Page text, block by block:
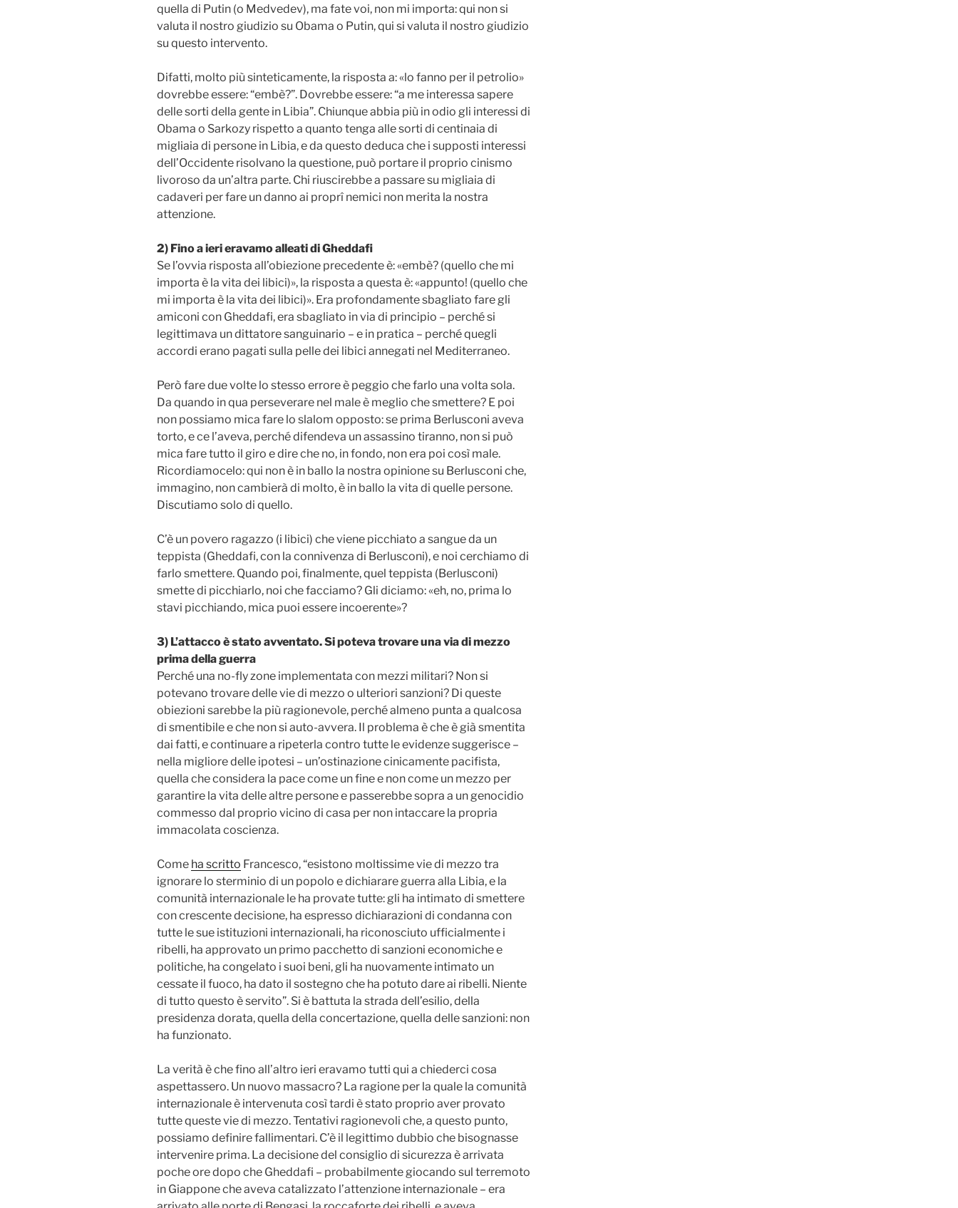
quella di Putin (o Medvedev), ma fate voi, non mi importa: qui non si
valuta il nostro giudizio su Obama o Putin, qui si valuta il nostro giudizio
su questo intervento.
Difatti, molto più sinteticamente, la risposta a: «lo fanno per il petrolio»
dovrebbe essere: “embè?”. Dovrebbe essere: “a me interessa sapere
delle sorti della gente in Libia”. Chiunque abbia più in odio gli interessi di
Obama o Sarkozy rispetto a quanto tenga alle sorti di centinaia di
migliaia di persone in Libia, e da questo deduca che i supposti interessi
dell’Occidente risolvano la questione, può portare il proprio cinismo
livoroso da un’altra parte. Chi riuscirebbe a passare su migliaia di
cadaveri per fare un danno ai proprî nemici non merita la nostra
attenzione.
2) Fino a ieri eravamo alleati di Gheddafi
Se l’ovvia risposta all’obiezione precedente è: «embè? (quello che mi
importa è la vita dei libici)», la risposta a questa è: «appunto! (quello che
mi importa è la vita dei libici)». Era profondamente sbagliato fare gli
amiconi con Gheddafi, era sbagliato in via di principio – perché si
legittimava un dittatore sanguinario – e in pratica – perché quegli
accordi erano pagati sulla pelle dei libici annegati nel Mediterraneo.
Però fare due volte lo stesso errore è peggio che farlo una volta sola.
Da quando in qua perseverare nel male è meglio che smettere? E poi
non possiamo mica fare lo slalom opposto: se prima Berlusconi aveva
torto, e ce l’aveva, perché difendeva un assassino tiranno, non si può
mica fare tutto il giro e dire che no, in fondo, non era poi così male.
Ricordiamocelo: qui non è in ballo la nostra opinione su Berlusconi che,
immagino, non cambierà di molto, è in ballo la vita di quelle persone.
Discutiamo solo di quello.
C’è un povero ragazzo (i libici) che viene picchiato a sangue da un
teppista (Gheddafi, con la connivenza di Berlusconi), e noi cerchiamo di
farlo smettere. Quando poi, finalmente, quel teppista (Berlusconi)
smette di picchiarlo, noi che facciamo? Gli diciamo: «eh, no, prima lo
stavi picchiando, mica puoi essere incoerente»?
3) L’attacco è stato avventato. Si poteva trovare una via di mezzo
prima della guerra
Perché una no-fly zone implementata con mezzi militari? Non si
potevano trovare delle vie di mezzo o ulteriori sanzioni? Di queste
obiezioni sarebbe la più ragionevole, perché almeno punta a qualcosa
di smentibile e che non si auto-avvera. Il problema è che è già smentita
dai fatti, e continuare a ripeterla contro tutte le evidenze suggerisce –
nella migliore delle ipotesi – un’ostinazione cinicamente pacifista,
quella che considera la pace come un fine e non come un mezzo per
garantire la vita delle altre persone e passerebbe sopra a un genocidio
commesso dal proprio vicino di casa per non intaccare la propria
immacolata coscienza.
Come ha scritto Francesco, “esistono moltissime vie di mezzo tra
ignorare lo sterminio di un popolo e dichiarare guerra alla Libia, e la
comunità internazionale le ha provate tutte: gli ha intimato di smettere
con crescente decisione, ha espresso dichiarazioni di condanna con
tutte le sue istituzioni internazionali, ha riconosciuto ufficialmente i
ribelli, ha approvato un primo pacchetto di sanzioni economiche e
politiche, ha congelato i suoi beni, gli ha nuovamente intimato un
cessate il fuoco, ha dato il sostegno che ha potuto dare ai ribelli. Niente
di tutto questo è servito”. Si è battuta la strada dell’esilio, della
presidenza dorata, quella della concertazione, quella delle sanzioni: non
ha funzionato.
La verità è che fino all’altro ieri eravamo tutti qui a chiederci cosa
aspettassero. Un nuovo massacro? La ragione per la quale la comunità
internazionale è intervenuta così tardi è stato proprio aver provato
tutte queste vie di mezzo. Tentativi ragionevoli che, a questo punto,
possiamo definire fallimentari. C’è il legittimo dubbio che bisognasse
intervenire prima. La decisione del consiglio di sicurezza è arrivata
poche ore dopo che Gheddafi – probabilmente giocando sul terremoto
in Giappone che aveva catalizzato l’attenzione internazionale – era